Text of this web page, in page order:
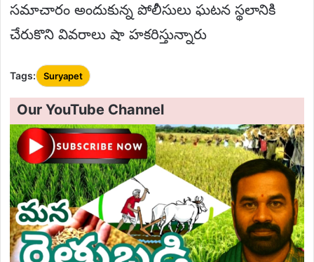
సమాచారం అందుకున్న పోలీసులు ఘటన స్థలానికి
చేరుకొని వివరాలు షా హకరిస్తున్నారు
Tags: Suryapet
Our YouTube Channel